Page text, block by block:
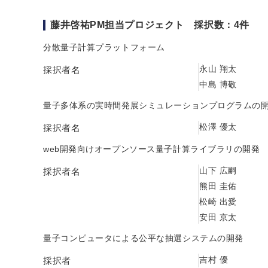
藤井啓祐PM担当プロジェクト 採択数：4件
分散量子計算プラットフォーム
採択者名
永山 翔太
中島 博敬
量子多体系の実時間発展シミュレーションプログラムの
採択者名 松澤 優太
web開発向けオープンソース量子計算ライブラリの開発
採択者名
山下 広嗣
熊田 圭佑
松崎 出愛
安田 京太
量子コンピュータによる公平な抽選システムの開発
採択者 吉村 優